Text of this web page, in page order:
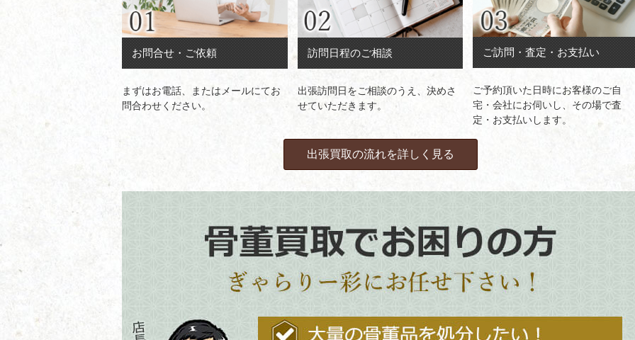
お問合せ・ご依頼
まずはお電話、またはメールにてお
問合わせください。
訪問日程のご相談
出張訪問日をご相談のうえ、決めさ
せていただきます。
ご訪問・査定・お支払い
ご予約頂いた日時にお客様のご自
宅・会社にお伺いし、その場で査
定・お支払いします。
出張買取の流れを詳しく見る